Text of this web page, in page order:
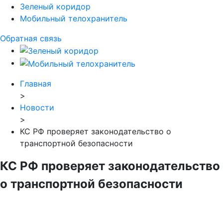
Зеленый коридор
Мобильный телохранитель
Обратная связь
Главная
>
Новости
>
КС РФ проверяет законодательство о
транспортной безопасности
КС РФ проверяет законодательство
о транспортной безопасности